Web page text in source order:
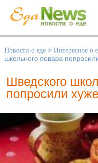
Новости о еде > Интересное о
школьного повара
Шведского
попросили хуже